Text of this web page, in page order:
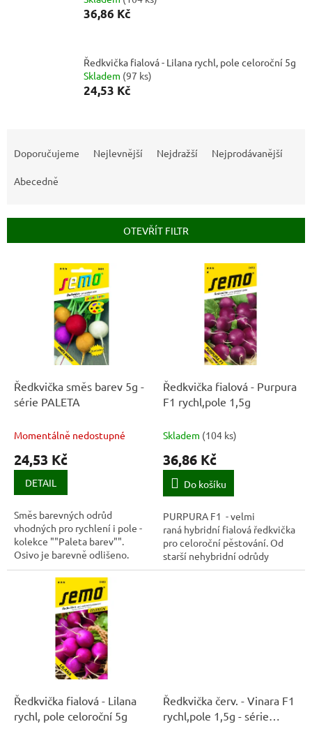
36,86 Kč
Ředkvička fialová - Lilana rychl, pole celoroční 5g
Skladem (97 ks)
24,53 Kč
r
Doporučujeme Nejlevnější Nejdražší Nejprodávanější
Abecedně
OTEVŘÍT FILTR
Ředkvička směs barev 5g -
série PALETA
Momentálně nedostupné
24,53 Kč
DETAIL
Směs barevných odrůd
vhodných pro rychlení i pole -
kolekce ""Paleta barev"".
Osivo je barevně odlišeno.
Ředkvička fialová - Purpura
F1 rychl,pole 1,5g
Skladem (104 ks)
36,86 Kč
Do košíku
PURPURA F1 - velmi
raná hybridní fialová ředkvička
pro celoroční pěstování. Od
starší nehybridní odrůdy
LILANA se liší mírně tmavší
Ředkvička fialová - Lilana
rychl, pole celoroční 5g
Ředkvička červ. - Vinara F1
rychl,pole 1,5g - série